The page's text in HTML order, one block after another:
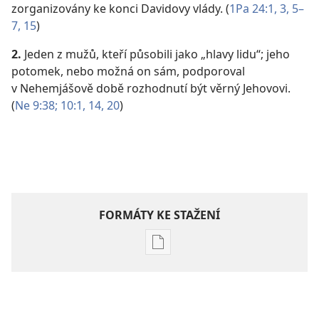
zorganizovány ke konci Davidovy vlády. (1Pa 24:1, 3, 5–
7, 15)
2. Jeden z mužů, kteří působili jako „hlavy lidu“; jeho
potomek, nebo možná on sám, podporoval
v Nehemjášově době rozhodnutí být věrný Jehovovi.
(Ne 9:38; 10:1, 14, 20)
FORMÁTY KE STAŽENÍ
Formáty